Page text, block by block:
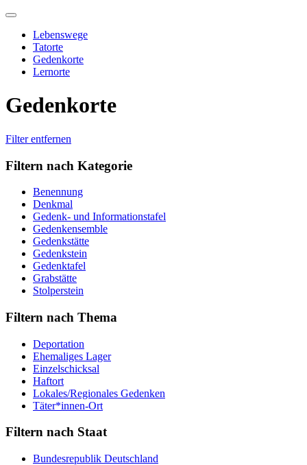
Skip
contentLebenswege
Tatorte
Gedenkorte
Lernorte
Gedenkorte
Filter entfernen
Filtern nach Kategorie
Benennung
Denkmal
Gedenk- und Informationstafel
Gedenkensemble
Gedenkstätte
Gedenkstein
Gedenktafel
Grabstätte
Stolperstein
Filtern nach Thema
Deportation
Ehemaliges Lager
Einzelschicksal
Haftort
Lokales/Regionales Gedenken
Täter*innen-Ort
Filtern nach Staat
Bundesrepublik Deutschland